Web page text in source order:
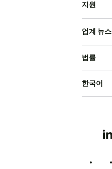
지원
업계 뉴스
법률
한국어